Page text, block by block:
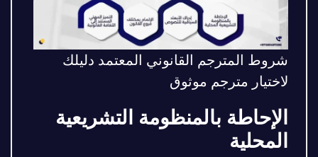
شروط المترجم القانوني المعتمد دليلك
لاختيار مترجم موثوق
الإحاطة بالمنظومة التشريعية
المحلية